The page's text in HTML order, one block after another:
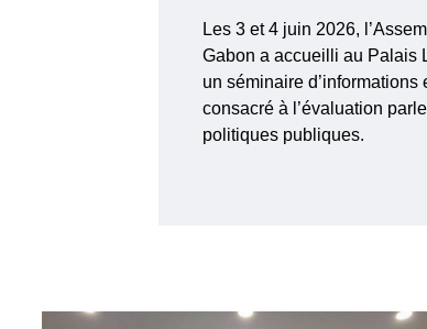
Les 3 et 4 juin 2026,
Gabon a accueilli au Palais
un séminaire d’informations
consacré à l’évaluation
politiques publiques.